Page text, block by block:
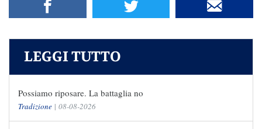
LEGGI TUTTO
Possiamo riposare. La battaglia no
Tradizione | 08-08-2026